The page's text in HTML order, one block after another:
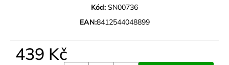
Kód: SN00736
EAN:8412544048899
439 Kč
o